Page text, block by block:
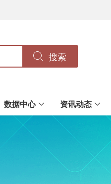
搜索
数据中心 资讯动态